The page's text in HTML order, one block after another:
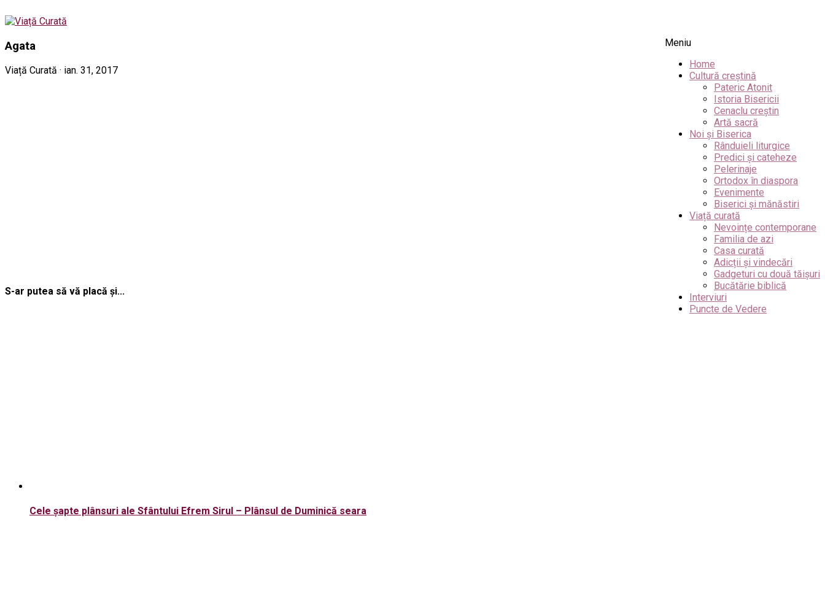
Meniu
Home
Cultură creștină
Pateric Atonit
Istoria Bisericii
Cenaclu creștin
Artă sacră
Noi și Biserica
Rânduieli liturgice
Predici și cateheze
Pelerinaje
Ortodox în diaspora
Evenimente
Biserici și mănăstiri
Viață curată
Nevoințe contemporane
Familia de azi
Casa curată
Adicții și vindecări
Gadgeturi cu două tăișuri
Bucătărie biblică
Interviuri
Puncte de Vedere
Agata
Viață Curată · ian. 31, 2017
S-ar putea să vă placă și...
Cele șapte plânsuri ale Sfântului Efrem Sirul – Plânsul de Duminică seara